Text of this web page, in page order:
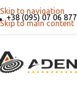
Skip to navigation
Skip to main content
+38 (095) 07 06 877